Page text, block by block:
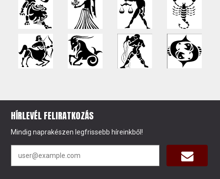
HÍRLEVÉL FELIRATKOZÁS
Mindig naprakészen legfrissebb híreinkből!